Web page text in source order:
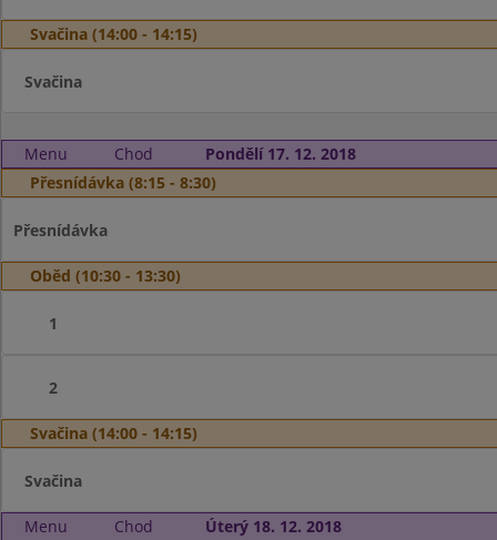
Svačina (14:00 - 14:15)
Svačina
Menu Chod
Pondělí 17. 12. 2018
Přesnídávka (8:15 - 8:30)
Přesnídávka
Oběd (10:30 - 13:30)
1
2
Svačina (14:00 - 14:15)
Svačina
Menu Chod
Úterý 18. 12. 2018